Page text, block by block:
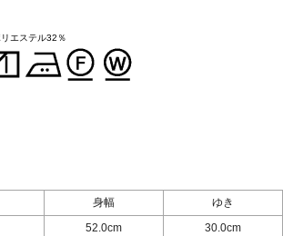
エステル32％
身幅
ゆき
52.0cm 30.0cm